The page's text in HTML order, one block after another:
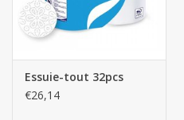
Essuie-tout 32pcs
€26,14